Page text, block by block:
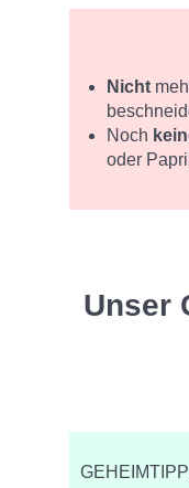
Nicht
Noch
oder
Unser